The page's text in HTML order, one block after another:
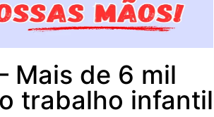
Mais de 6 mil
trabalho infantil